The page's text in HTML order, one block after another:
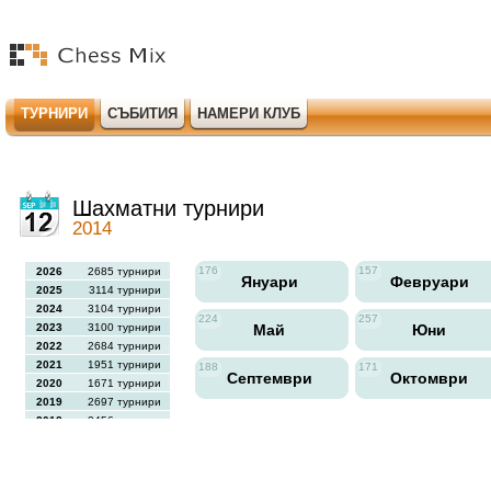
ТУРНИРИ СЪБИТИЯ НАМЕРИ КЛУБ
Шахматни турнири
2014
2026
2685 турнири
2025
3114 турнири
2024
3104 турнири
2023
3100 турнири
2022
2684 турнири
2021
1951 турнири
2020
1671 турнири
2019
2697 турнири
2018
2456 турнири
176
Януари
157
Февруари
224
Май
257
Юни
188
Септември
171
Октомври